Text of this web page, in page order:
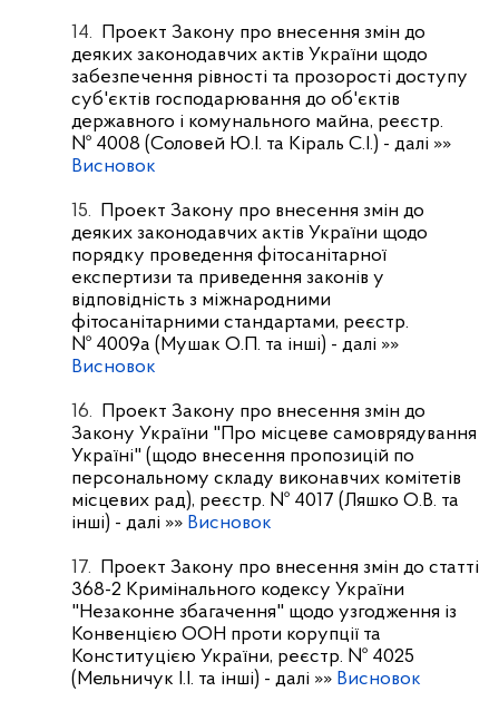
14.
Проект Закону про внесення змін до
деяких законодавчих актів України щодо
забезпечення рівності та прозорості доступу
суб'єктів господарювання до об'єктів
державного і комунального майна, реєстр.
№ 4008 (Соловей Ю.І. та Кіраль С.І.) - далі »»
Висновок
15.
Проект Закону про внесення змін до
деяких законодавчих актів України щодо
порядку проведення фітосанітарної
експертизи та приведення законів у
відповідність з міжнародними
фітосанітарними стандартами, реєстр.
№ 4009а (Мушак О.П. та інші) - далі »»
Висновок
16.
Проект Закону про внесення змін до
Закону України "Про місцеве самоврядування
Україні" (щодо внесення пропозицій по
персональному складу виконавчих комітетів
місцевих рад), реєстр. № 4017 (Ляшко О.В. та
інші) - далі »» Висновок
17.
Проект Закону про внесення змін до статті
368-2 Кримінального кодексу України
"Незаконне збагачення" щодо узгодження із
Конвенцією ООН проти корупції та
Конституцією України, реєстр. № 4025
(Мельничук І.І. та інші) - далі »» Висновок